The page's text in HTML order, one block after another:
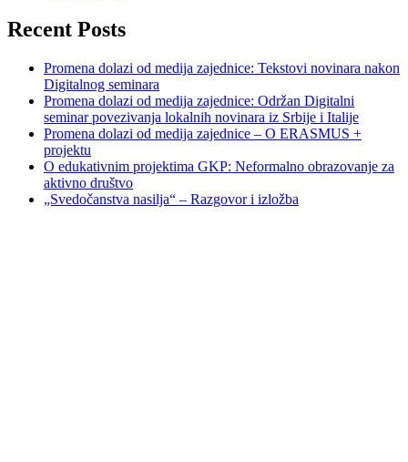
Recent Posts
Promena dolazi od medija zajednice: Tekstovi novinara nakon
Digitalnog seminara
Promena dolazi od medija zajednice: Održan Digitalni
seminar povezivanja lokalnih novinara iz Srbije i Italije
Promena dolazi od medija zajednice – O ERASMUS +
projektu
O edukativnim projektima GKP: Neformalno obrazovanje za
aktivno društvo
„Svedočanstva nasilja“ – Razgovor i izložba